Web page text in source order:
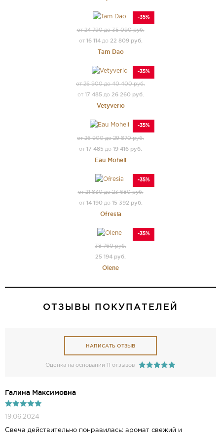
-35%
от 24 790 до 35 090 руб.
от 16 114до 22 809 руб.
Tam Dao
-35%
от 26 900 до 40 400 руб.
от 17 485 до 26 260 руб.
Vetyverio
-35%
от 26 900 до 29 870 руб.
от 17 485 до 19 416 руб.
Eau Moheli
-35%
от 21 830 до 23 680 руб.
от 14 190 до 15 392 руб.
Ofresia
-35%
38 760 руб.
25 194 руб.
Olene
ОТЗЫВЫ ПОКУПАТЕЛЕЙ
НАПИСАТЬ ОТЗЫВ
Оценка на основании 11 отзывов
Галина Максимовна
19.06.2024
Свеча действительно понравилась: аромат свежий и